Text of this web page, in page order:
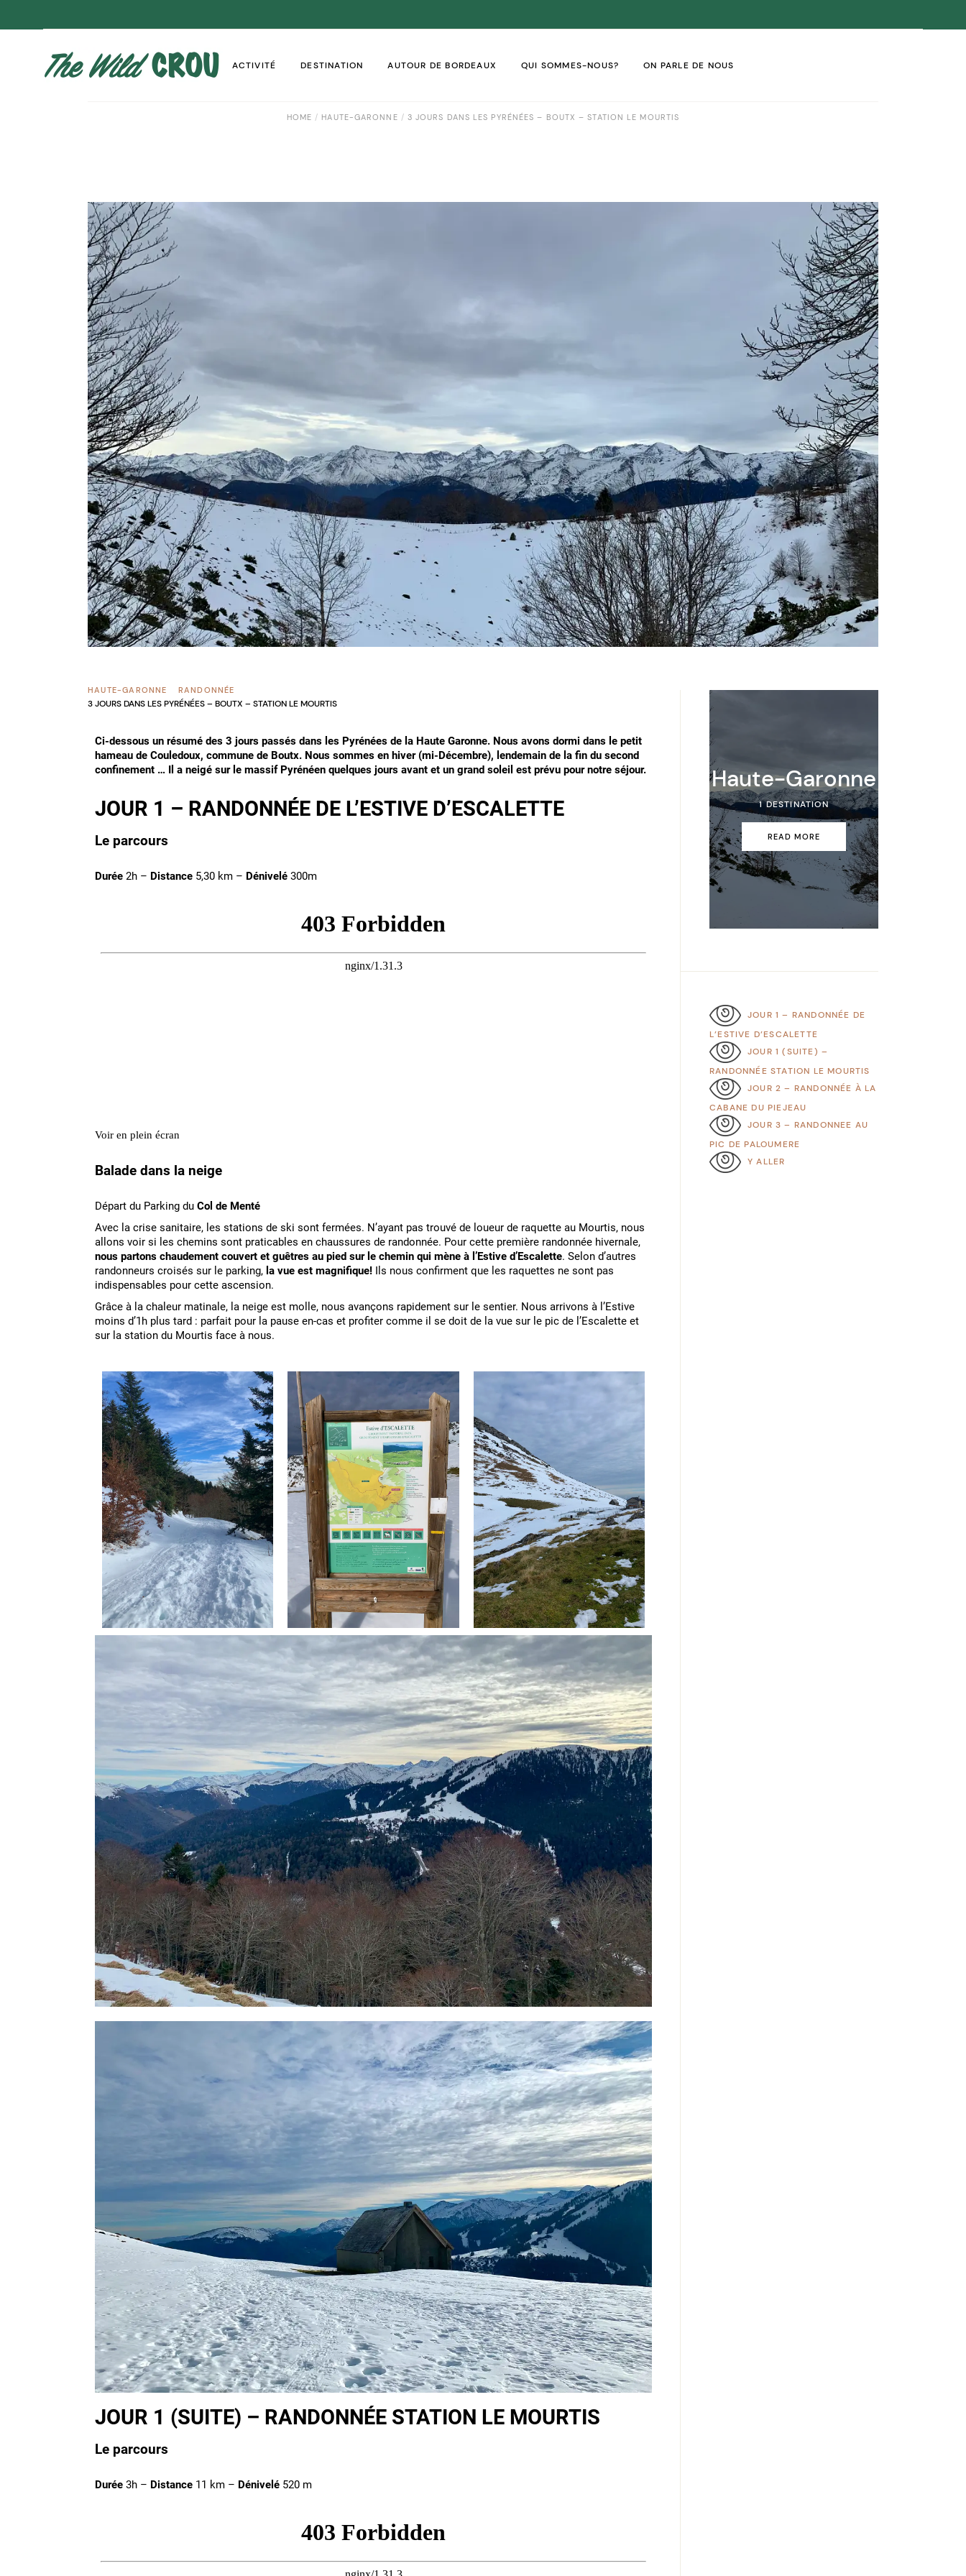
ACTIVITÉ DESTINATION AUTOUR DE BORDEAUX QUI SOMMES-NOUS? ON PARLE DE NOUS
HOME HAUTE-GARONNE 3 JOURS DANS LES PYRÉNÉES – BOUTX – STATION LE MOURTIS
HAUTE-GARONNE RANDONNÉE
3 JOURS DANS LES PYRÉNÉES – BOUTX – STATION LE MOURTIS
Ci-dessous un résumé des 3 jours passés dans les Pyrénées de la Haute Garonne. Nous avons dormi dans le petit
hameau de Couledoux, commune de Boutx. Nous sommes en hiver (mi-Décembre), lendemain de la fin du second
confinement … Il a neigé sur le massif Pyrénéen quelques jours avant et un grand soleil est prévu pour notre séjour.
JOUR 1 – RANDONNÉE DE L’ESTIVE D’ESCALETTE
Le parcours
Durée 2h – Distance 5,30 km – Dénivelé 300m
Voir en plein écran
Balade dans la neige
Départ du Parking du Col de Menté
Avec la crise sanitaire, les stations de ski sont fermées. N’ayant pas trouvé de loueur de raquette au Mourtis, nous
allons voir si les chemins sont praticables en chaussures de randonnée. Pour cette première randonnée hivernale,
nous partons chaudement couvert et guêtres au pied sur le chemin qui mène à l’Estive d’Escalette. Selon d’autres
randonneurs croisés sur le parking, la vue est magnifique! Ils nous confirment que les raquettes ne sont pas
indispensables pour cette ascension.
Grâce à la chaleur matinale, la neige est molle, nous avançons rapidement sur le sentier. Nous arrivons à l’Estive
moins d’1h plus tard : parfait pour la pause en-cas et profiter comme il se doit de la vue sur le pic de l’Escalette et
sur la station du Mourtis face à nous.
JOUR 1 (SUITE) – RANDONNÉE STATION LE MOURTIS
Le parcours
Durée 3h – Distance 11 km – Dénivelé 520 m
Haute-Garonne
1 DESTINATION
READ MORE
JOUR 1 – RANDONNÉE DE
L’ESTIVE D’ESCALETTE
JOUR 1 (SUITE) –
RANDONNÉE STATION LE MOURTIS
JOUR 2 – RANDONNÉE À LA
CABANE DU PIEJEAU
JOUR 3 – RANDONNEE AU
PIC DE PALOUMERE
Y ALLER